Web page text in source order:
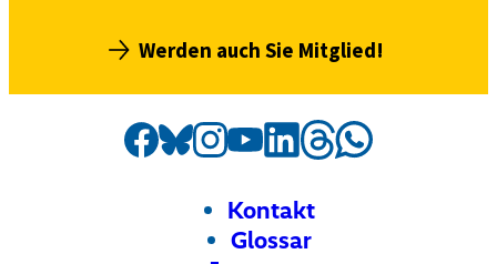
Werden auch Sie Mitglied!
Social
Media
Externer
Link:
VdK
auf
Externer
Link:
VdK
Bluesky
Externer
Link:
VdK
auf
Externer
Link:
VdK
YouTube
Externer
Link:
VdK
auf
LinkedIn
Externer
Link:
VdK
auf
Externer
Link:
VdK
auf
Kontakt
Glossar